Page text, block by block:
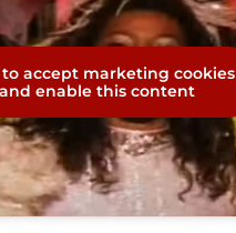
to accept marketing cookies
and enable this content